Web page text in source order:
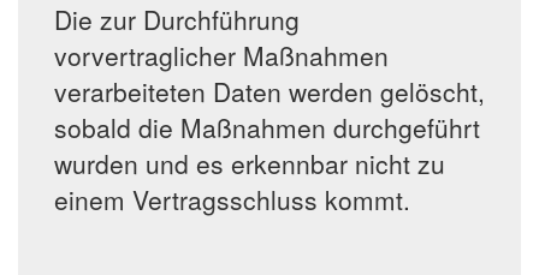
Die zur Durchführung
vorvertraglicher Maßnahmen
verarbeiteten Daten werden gelöscht,
sobald die Maßnahmen durchgeführt
wurden und es erkennbar nicht zu
einem Vertragsschluss kommt.